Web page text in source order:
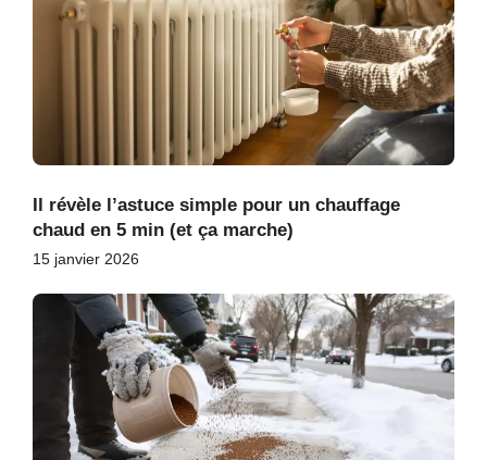
Il révèle l’astuce simple pour un chauffage
chaud en 5 min (et ça marche)
15 janvier 2026